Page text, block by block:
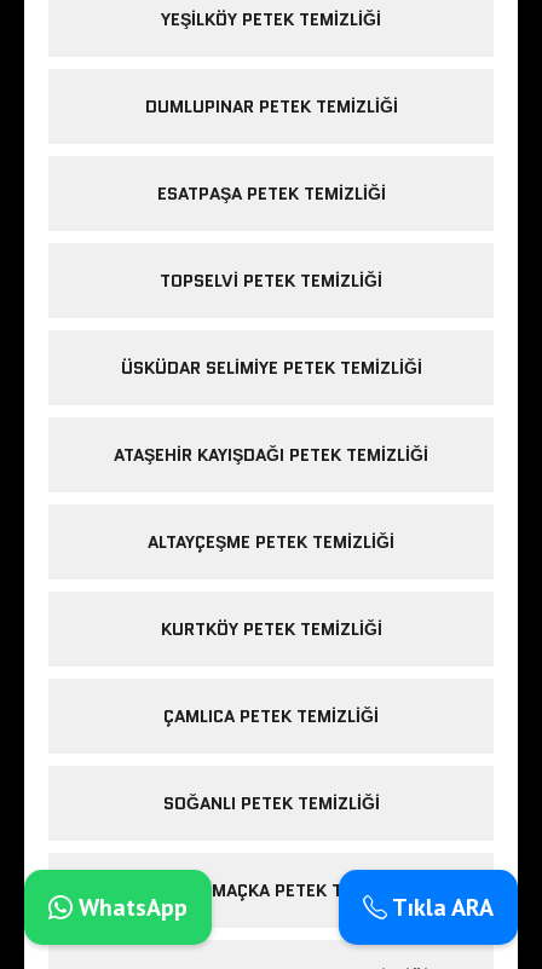
YEŞILKÖY PETEK TEMIZLIĞI
DUMLUPINAR PETEK TEMIZLIĞI
ESATPAŞA PETEK TEMIZLIĞI
TOPSELVI PETEK TEMIZLIĞI
ÜSKÜDAR SELIMIYE PETEK TEMIZLIĞI
ATAŞEHIR KAYIŞDAĞI PETEK TEMIZLIĞI
ALTAYÇEŞME PETEK TEMIZLIĞI
KURTKÖY PETEK TEMIZLIĞI
ÇAMLICA PETEK TEMIZLIĞI
SOĞANLI PETEK TEMIZLIĞI
BEŞIKTAŞ MAÇKA PETEK TEMIZLIĞI
Tıkla ARA
WhatsApp